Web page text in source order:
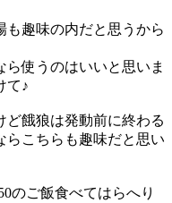
も趣味の内だと思うから
ら使うのはいいと思いま
て♪
ど餓狼は発動前に終わる
らこちらも趣味だと思い
のご飯食べてはらへり